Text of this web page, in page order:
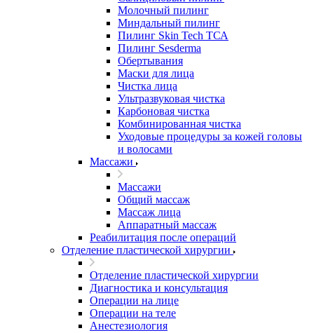
Молочный пилинг
Миндальный пилинг
Пилинг Skin Tech ТСА
Пилинг Sesderma
Обертывания
Маски для лица
Чистка лица
Ультразвуковая чистка
Карбоновая чистка
Комбинированная чистка
Уходовые процедуры за кожей головы
и волосами
Массажи
Массажи
Общий массаж
Массаж лица
Аппаратный массаж
Реабилитация после операций
Отделение пластической хирургии
Отделение пластической хирургии
Диагностика и консультация
Операции на лице
Операции на теле
Анестезиология